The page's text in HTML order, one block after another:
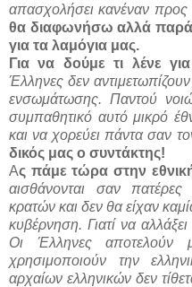
απασχολήσει κανέναν προς
θα διαφωνήσω αλλά
για τα λαμόγια μας.
Για να δούμε τι λένε
Έλληνες δεν
ενσωμάτωσης. Παντού
συμπαθητικό αυτό μικρό
και να χορεύει πάντα σαν
δικός μας ο συντάκτης!
Ας πάμε τώρα στην
αισθάνονται σαν
κρατών και δεν θα είχαν
κυβέρνηση. Γιατί να
Οι Έλληνες αποτελούν
χρησιμοποιούν την
αρχαίων ελληνικών δεν